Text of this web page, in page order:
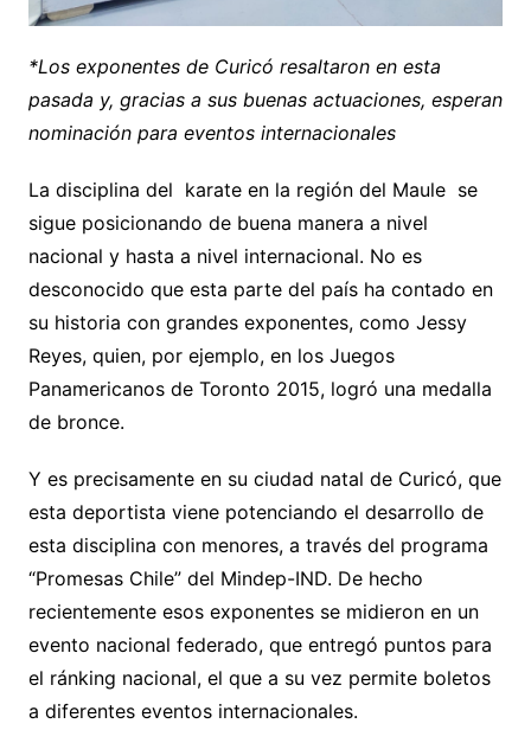
*Los exponentes de Curicó resaltaron en esta
pasada y, gracias a sus buenas actuaciones, esperan
nominación para eventos internacionales
La disciplina del karate en la región del Maule se
sigue posicionando de buena manera a nivel
nacional y hasta a nivel internacional. No es
desconocido que esta parte del país ha contado en
su historia con grandes exponentes, como Jessy
Reyes, quien, por ejemplo, en los Juegos
Panamericanos de Toronto 2015, logró una medalla
de bronce.
Y es precisamente en su ciudad natal de Curicó, que
esta deportista viene potenciando el desarrollo de
esta disciplina con menores, a través del programa
“Promesas Chile” del Mindep-IND. De hecho
recientemente esos exponentes se midieron en un
evento nacional federado, que entregó puntos para
el ránking nacional, el que a su vez permite boletos
a diferentes eventos internacionales.